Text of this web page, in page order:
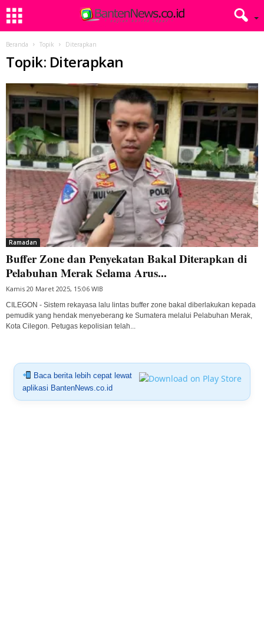
Beranda Topik Diterapkan
Topik: Diterapkan
Ramadan
Buffer Zone dan Penyekatan Bakal Diterapkan di
Pelabuhan Merak Selama Arus...
Kamis 20 Maret 2025, 15:06 WIB
CILEGON - Sistem rekayasa lalu lintas buffer zone bakal diberlakukan kepada
pemudik yang hendak menyeberang ke Sumatera melalui Pelabuhan Merak,
Kota Cilegon. Petugas kepolisian telah...
Baca berita lebih cepat lewat
aplikasi BantenNews.co.id